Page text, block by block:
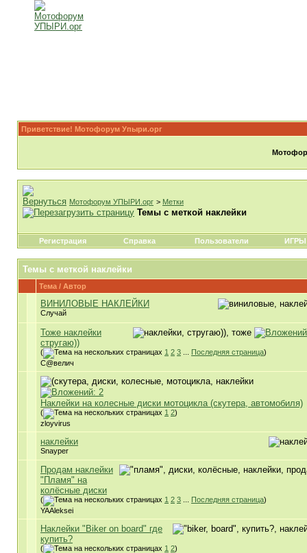
Приветствие! Мотофорум Упыри.орг
Мотофорум УПЫРИ.орг > Метки
Темы с меткой наклейки
Регистрация Справка Пользователи ИГРЫ
Темы с меткой наклейки
Тема / Автор
ВИНИЛОВЫЕ НАКЛЕЙКИ
Случай
Тоже наклейки
стругаю))
( 1 2 3 Последняя страница)
С@велич
Наклейки на колесные диски мотоцикла (скутера, автомобиля)
( 1 2)
zloyvirus
наклейки
Snayper
Продам наклейки
"Пламя" на
колёсные диски
( 1 2 3 Последняя страница)
YAAleksei
Наклейки "Biker on board" где
купить?
( 1 2)